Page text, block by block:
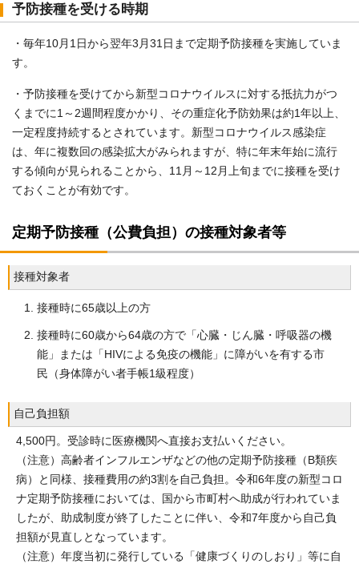
予防接種を受ける時期
・毎年10月1日から翌年3月31日まで定期予防接種を実施していま
す。
・予防接種を受けてから新型コロナウイルスに対する抵抗力がつ
くまでに1～2週間程度かかり、その重症化予防効果は約1年以上、
一定程度持続するとされています。新型コロナウイルス感染症
は、年に複数回の感染拡大がみられますが、特に年末年始に流行
する傾向が見られることから、11月～12月上旬までに接種を受け
ておくことが有効です。
定期予防接種（公費負担）の接種対象者等
接種対象者
接種時に65歳以上の方
接種時に60歳から64歳の方で「心臓・じん臓・呼吸器の機
能」または「HIVによる免疫の機能」に障がいを有する市
民（身体障がい者手帳1級程度）
自己負担額
4,500円。受診時に医療機関へ直接お支払いください。
（注意）高齢者インフルエンザなどの他の定期予防接種（B類疾
病）と同様、接種費用の約3割を自己負担。令和6年度の新型コロ
ナ定期予防接種においては、国から市町村へ助成が行われていま
したが、助成制度が終了したことに伴い、令和7年度から自己負
担額が見直しとなっています。
（注意）年度当初に発行している「健康づくりのしおり」等に自